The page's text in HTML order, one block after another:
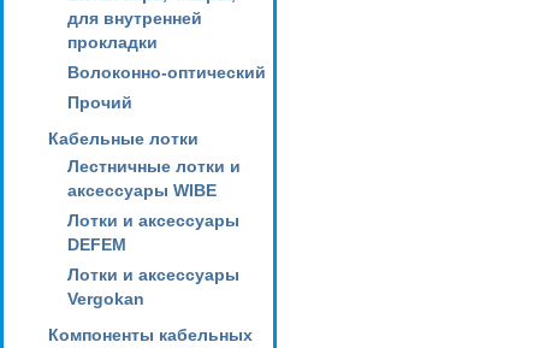
для внутренней
прокладки
Волоконно-оптический
Прочий
Кабельные лотки
Лестничные лотки и
аксессуары WIBE
Лотки и аксессуары
DEFEM
Лотки и аксессуары
Vergokan
Компоненты кабельных